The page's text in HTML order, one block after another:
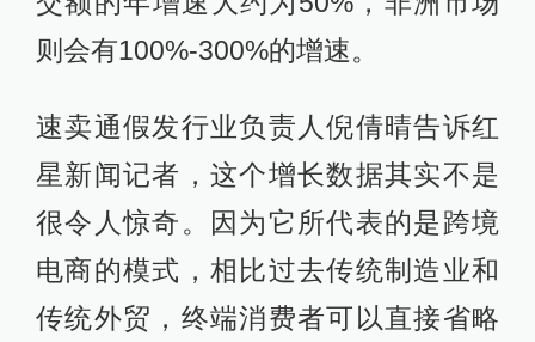
则会有100%-300%的增速。
速卖通假发行业负责人倪倩晴告诉红
星新闻记者，这个增长数据其实不是
很令人惊奇。因为它所代表的是跨境
电商的模式，相比过去传统制造业和
传统外贸，终端消费者可以直接省略